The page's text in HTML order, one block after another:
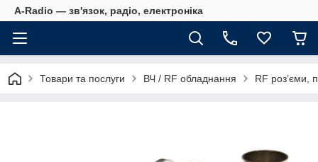
A-Radio — зв'язок, радіо, електроніка
Товари та послуги ВЧ / RF обладнання RF роз’єми,